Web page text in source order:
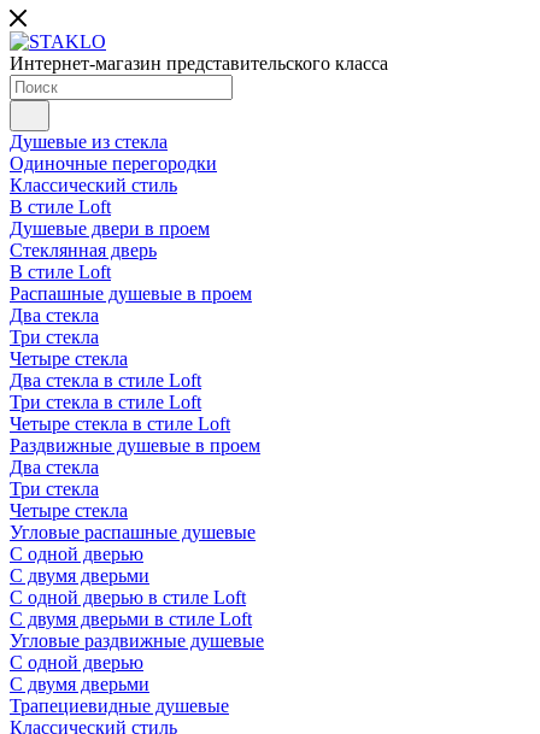
Интернет-магазин представительского класса
Душевые из стекла
Одиночные перегородки
Классический стиль
В стиле Loft
Душевые двери в проем
Стеклянная дверь
В стиле Loft
Распашные душевые в проем
Два стекла
Три стекла
Четыре стекла
Два стекла в стиле Loft
Три стекла в стиле Loft
Четыре стекла в стиле Loft
Раздвижные душевые в проем
Два стекла
Три стекла
Четыре стекла
Угловые распашные душевые
С одной дверью
С двумя дверьми
С одной дверью в стиле Loft
С двумя дверьми в стиле Loft
Угловые раздвижные душевые
С одной дверью
С двумя дверьми
Трапециевидные душевые
Классический стиль